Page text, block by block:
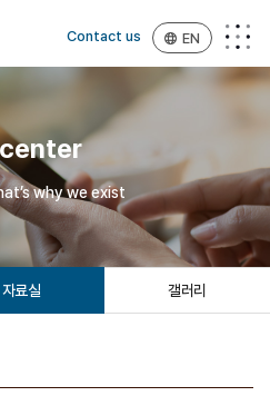
Contact us EN
why we exist
자료실 갤러리